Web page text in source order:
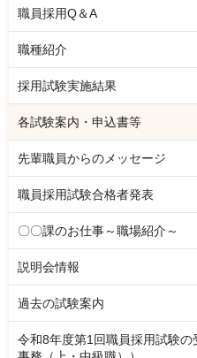
職員採用Q＆A
職種紹介
採用試験実施結果
各試験案内・申込書等
先輩職員からのメッセージ
職員採用試験合格者発表
〇〇課のお仕事～職場紹介～
説明会情報
過去の試験案内
令和8年度第1回職員採用試験